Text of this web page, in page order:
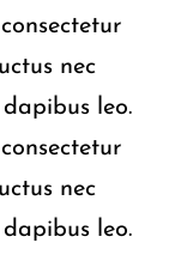
nec
leo.
nec
leo.